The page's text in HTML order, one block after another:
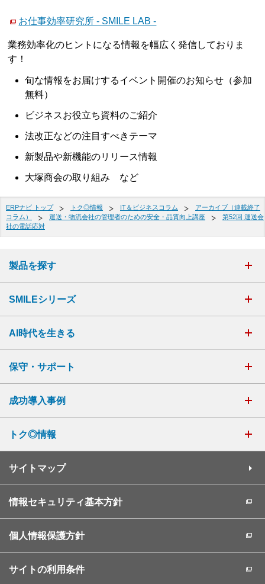
お仕事効率研究所 - SMILE LAB -
業務効率化のヒントになる情報を幅広く発信しておりま
す！
旬な情報をお届けするイベント開催のお知らせ（参加
無料）
ビジネスお役立ち資料のご紹介
法改正などの注目すべきテーマ
新製品や新機能のリリース情報
大塚商会の取り組み など
ERPナビ トップ トク◎情報 IT＆ビジネスコラム
アーカイブ（連載終了
コラム）
運送・物流会社の管理者のための安全・品質向上講座
第52回 運送会
社の電話応対
製品を探す
SMILEシリーズ
AI時代を生きる
保守・サポート
成功導入事例
トク◎情報
サイトマップ
情報セキュリティ基本方針
個人情報保護方針
サイトの利用条件